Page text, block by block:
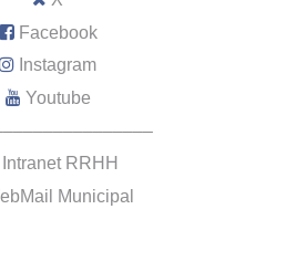
Facebook
Instagram
Youtube
Intranet RRHH
Municipal